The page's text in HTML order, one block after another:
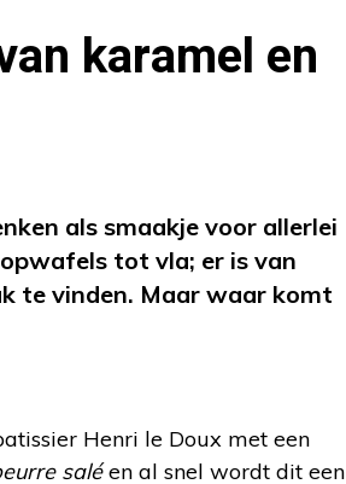
karamel en
als smaakje voor allerlei
tot vla; er is van
te vinden. Maar waar komt
Henri le Doux met een
saléen al snel wordt dit een